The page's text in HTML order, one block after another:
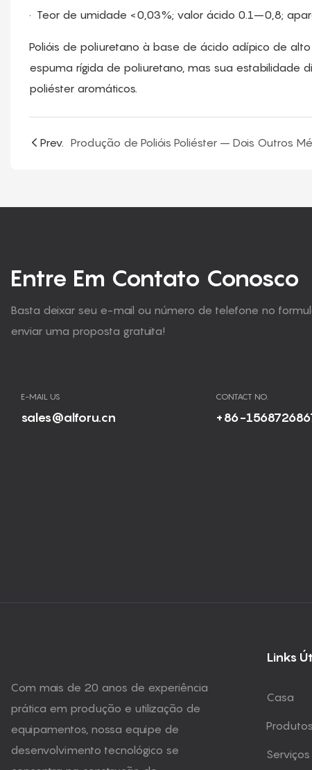
· Teor de umidade <0,03%; valor ácido 0.1–0,8;
Polióis de poliuretano à base de ácido adípico de
espuma rígida de poliuretano, mas sua estabilidade
poliéster aromáticos.
Prev.
Entre Em Contato Conosco
Basta deixar seu e-mail ou número de telefone no
enviar uma proposta gratuita!
E-MAIL US
sales@alforu.cn
CONTACT NO.
+86-
Com mais de 20 anos de experiência
prática em produção e utilização de
equipamentos, nossa equipe de
desenvolvimento tecnológico se
Links
Casa
Produtos
Serviços